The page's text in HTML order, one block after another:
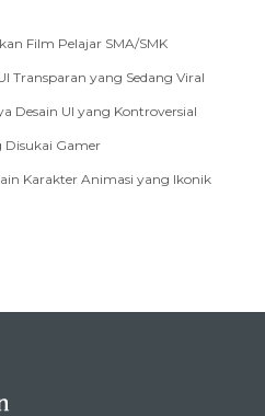
Film Pelajar SMA/SMK
Transparan yang Sedang Viral
Desain UI yang Kontroversial
Disukai Gamer
Karakter Animasi yang Ikonik